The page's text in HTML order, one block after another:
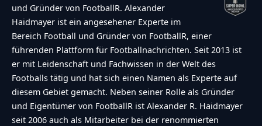
und Gründer von FootballR. Alexander
Haidmayer ist ein angesehener Experte im
Bereich Football und Gründer von FootballR, einer
führenden Plattform für Footballnachrichten. Seit 2013 ist
er mit Leidenschaft und Fachwissen in der Welt des
Footballs tätig und hat sich einen Namen als Experte auf
diesem Gebiet gemacht. Neben seiner Rolle als Gründer
und Eigentümer von FootballR ist Alexander R. Haidmayer
seit 2006 auch als Mitarbeiter bei der renommierten